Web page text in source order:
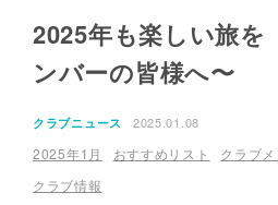
2025年も楽しい旅
ンバーの皆様へ〜
クラブニュース 2025.01.08
2025年1月 おすすめリスト クラブ
クラブ情報